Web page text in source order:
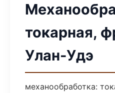
токарная,
Улан-Удэ
механообработка: